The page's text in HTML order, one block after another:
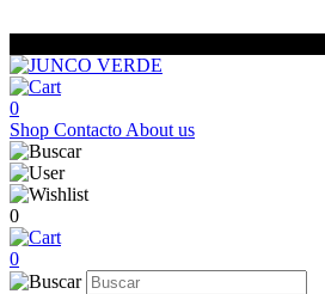
0
Shop Contacto About us
0
0